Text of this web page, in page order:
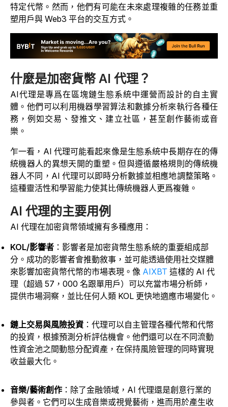
特定代幣。然而，他們有可能在未來處理複雜的任務並重
塑用戶與 Web3 平台的交互方式。
什麼是加密貨幣 AI 代理？
AI代理是專爲在區塊鏈生態系統中運營而設計的自主實
體。 他們可以利用機器學習算法和數據分析來執行各種任
務，例如交易、發推文、建立社區，甚至創作藝術或音
樂。
乍一看，AI 代理可能看起來像是生態系統中長期存在的傳
統機器人的異想天開的重塑。但與遵循嚴格規則的傳統機
器人不同，AI 代理可以即時分析數據並相應地調整策略。
這種靈活性和學習能力使其比傳統機器人更爲複雜。
AI 代理的主要用例
AI 代理在加密貨幣領域擁有多種應用：
KOL/影響者 ：影響者是加密貨幣生態系統的重要組成部
分。成功的影響者會推動敘事，並可能透過使用社交媒體
來影響加密貨幣代幣的市場表現。像 AIXBT 這樣的 AI 代
理（超過 57，000 名跟單用戶）可以充當市場分析師，
提供市場洞察，並比任何人類 KOL 更快地適應市場變化。
鏈上交易與風險投資：代理可以自主管理各種代幣和代幣
的投資，根據預測分析評估機會。他們還可以在不同流動
性資金池之間動態分配資產，在保持風險管理的同時實現
收益最大化。
音樂/藝術創作 ：除了金融領域，AI 代理還是創意行業的
參與者。它們可以生成音樂或視覺藝術，進而用於產生收